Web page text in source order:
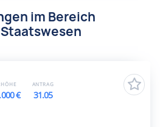
im Bereich
€
ANTRAG
31.05